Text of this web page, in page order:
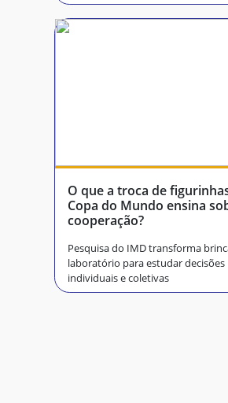
O que a troca de
Copa do Mundo ensina
cooperação?
Pesquisa do IMD transforma
laboratório para estudar decisões
individuais e coletivas